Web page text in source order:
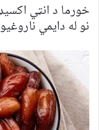
خورما د انټي
نو له دایمي